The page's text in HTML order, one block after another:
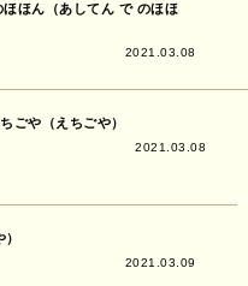
ほん（あしてん で のほほ
2021.03.08
ごや（えちごや）
2021.03.08
2021.03.09